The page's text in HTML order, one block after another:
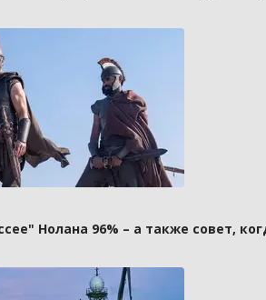
Нолана 96% – а также совет,